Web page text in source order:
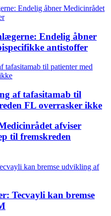
Endelig åbner
antistoffer
af tafasitamab til
FL overrasker ikke
afviser
til fremskreden
Tecvayli kan bremse